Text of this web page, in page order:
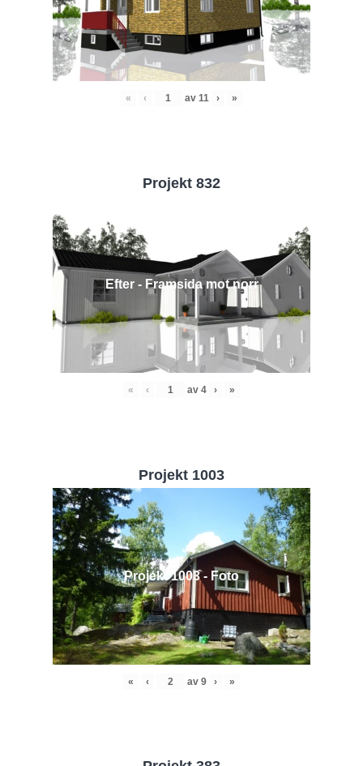
« ‹ av 11 › »
Projekt 832
Efter - Framsida mot norr
« ‹ av 4 › »
Projekt 1003
Projekt 1003 - Foto
« ‹ av 9 › »